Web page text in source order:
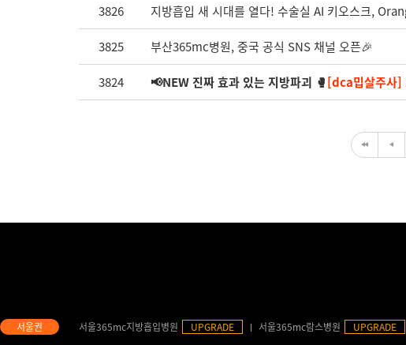
3826 지방흡입 새 시대를 열다! 수술실 AI 키오스크,
3825 부산365mc병원, 중국 공식 SNS 채널 오픈🎉
3824 📢NEW 진짜 효과 있는 지방파괴 🥊[dca밉살주사]
서울365mc지방흡입병원 UPGRADE 서울365mc람스병원 UPGRADE